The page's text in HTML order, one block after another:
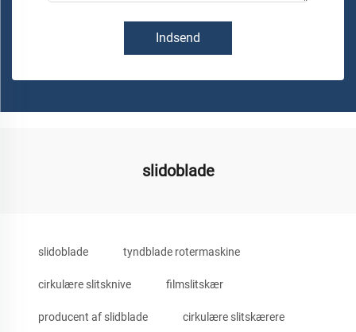
Indsend
slidoblade
slidoblade tyndblade rotermaskine
cirkulære slitsknive filmslitskær
producent af slidblade cirkulære slitskærere